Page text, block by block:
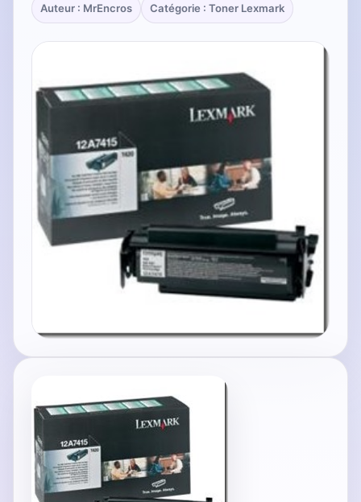
Auteur : MrEncros Catégorie : Toner Lexmark